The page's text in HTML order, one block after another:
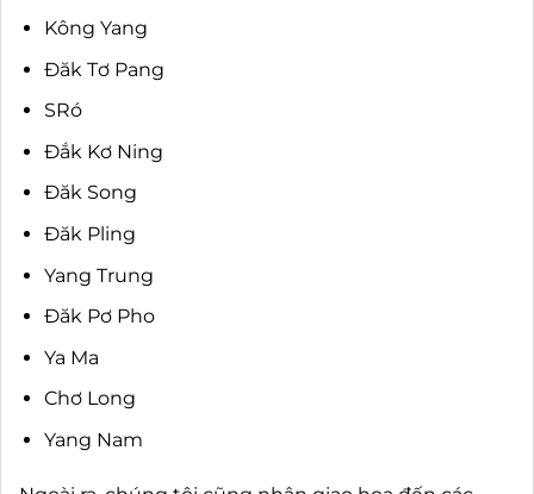
Kông Yang
Đăk Tơ Pang
SRó
Đắk Kơ Ning
Đăk Song
Đăk Pling
Yang Trung
Đăk Pơ Pho
Ya Ma
Chơ Long
Yang Nam